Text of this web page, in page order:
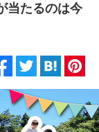
当たるのは今